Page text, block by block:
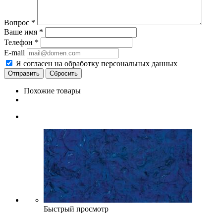
Вопрос *
Ваше имя *
Телефон *
E-mail
Я согласен на обработку персональных данных
Сбросить
Похожие товары
Быстрый просмотр